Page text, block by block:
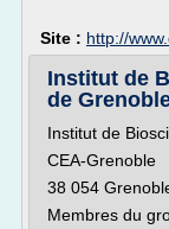
Site : http://
Institut de
de
Institut de
CEA-Grenoble
38 054
Membres du